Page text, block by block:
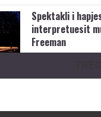
Spektakli i
interpretuesit
Freeman